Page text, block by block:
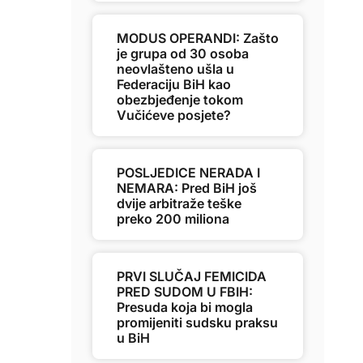
MODUS OPERANDI: Zašto
je grupa od 30 osoba
neovlašteno ušla u
Federaciju BiH kao
obezbjeđenje tokom
Vučićeve posjete?
POSLJEDICE NERADA I
NEMARA: Pred BiH još
dvije arbitraže teške
preko 200 miliona
PRVI SLUČAJ FEMICIDA
PRED SUDOM U FBIH:
Presuda koja bi mogla
promijeniti sudsku praksu
u BiH